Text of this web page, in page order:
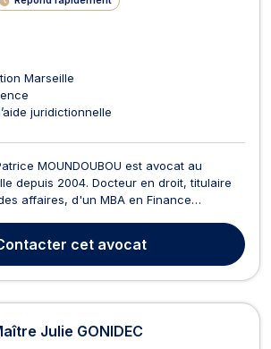
Marseille
juridictionnelle
MOUNDOUBOU est avocat au
depuis 2004. Docteur en droit, titulaire
affaires, d'un MBA en Finance
et de l'arbitrage international, il
d'expérience au se...
cet avocat
Julie GONIDEC